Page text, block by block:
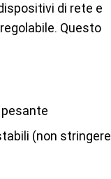
di rete e
Questo
(non stringere